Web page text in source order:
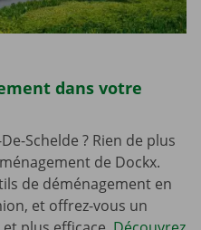
dans votre
Schelde ? Rien de plus
de Dockx.
de déménagement en
et offrez-vous un